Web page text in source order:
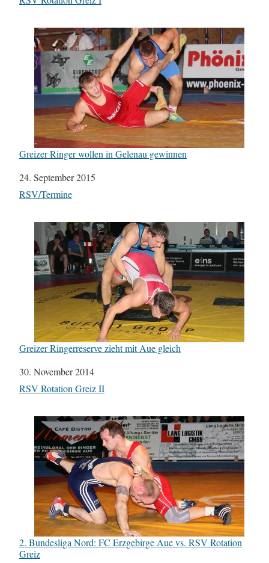
Greizer Ringer wollen in Gelenau gewinnen
Datum
24. September 2015
In Bezug auf
RSV/Termine
Greizer Ringerreserve zieht mit Aue gleich
Datum
30. November 2014
In Bezug auf
RSV Rotation Greiz II
2. Bundesliga Nord: FC Erzgebirge Aue vs. RSV Rotation
Greiz